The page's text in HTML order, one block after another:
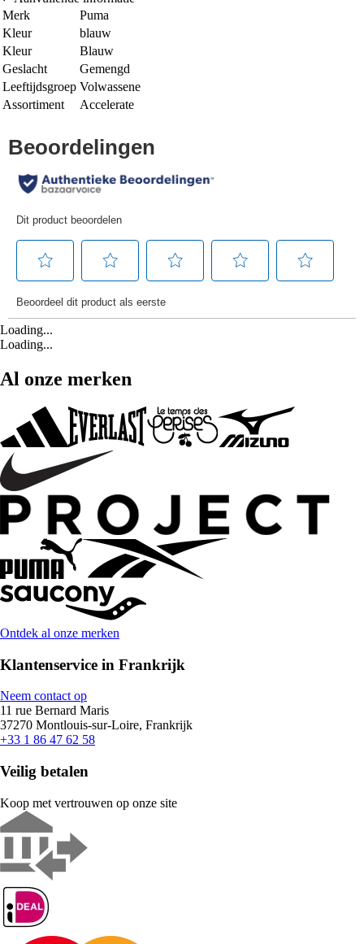
Merk
Puma
Kleur
blauw
Kleur
Blauw
Geslacht
Gemengd
Leeftijdsgroep Volwassene
Assortiment
Accelerate
Loading...
Loading...
Al onze merken
Ontdek al onze merken
Klantenservice in Frankrijk
Neem contact op
11 rue Bernard Maris
37270 Montlouis-sur-Loire, Frankrijk
+33 1 86 47 62 58
Veilig betalen
Koop met vertrouwen op onze site